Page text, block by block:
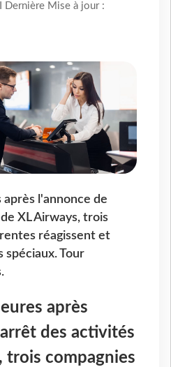
Dernière Mise à jour :
après l'annonce de
XL Airways, trois
réagissent et
spéciaux. Tour
après
des activités
trois compagnies